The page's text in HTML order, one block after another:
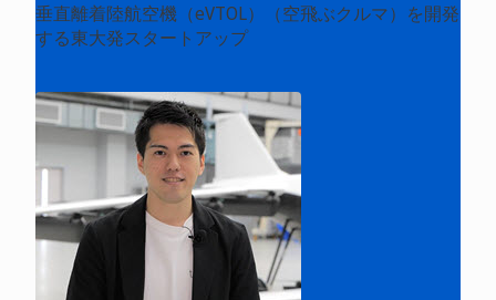
垂直離着陸航空機（eVTOL）（空飛ぶクルマ）を開発
する東大発スタートアップ